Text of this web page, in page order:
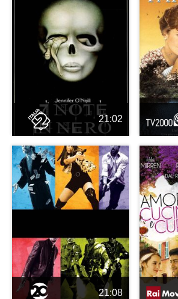
21:02
21:08